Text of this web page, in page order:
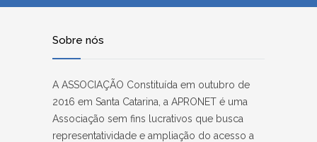
Sobre nós
A ASSOCIAÇÃO Constituída em outubro de
2016 em Santa Catarina, a APRONET é uma
Associação sem fins lucrativos que busca
representatividade e ampliação do acesso a